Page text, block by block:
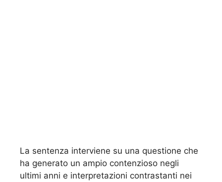
La sentenza interviene su una questione che
ha generato un ampio contenzioso negli
ultimi anni e interpretazioni contrastanti nei